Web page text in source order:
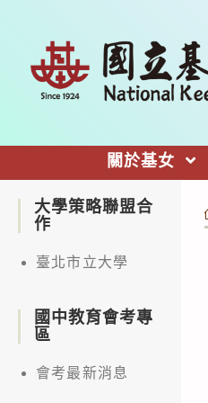
關於基女
大學策略聯盟合
作
臺北市立大學
國中教育會考專
區
會考最新消息